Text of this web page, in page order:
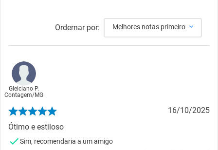
Ordernar por: Melhores notas primeiro
Gleiciano P.
Contagem/MG
16/10/2025
Ótimo e estiloso
Sim, recomendaria a um amigo